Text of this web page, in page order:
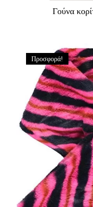
Γούνα
Προσφορά!